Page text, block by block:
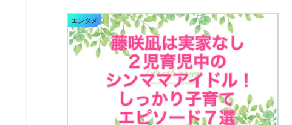
エンタメ